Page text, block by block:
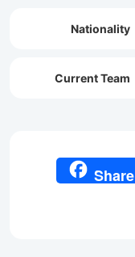
Nationality
Current Team
Share